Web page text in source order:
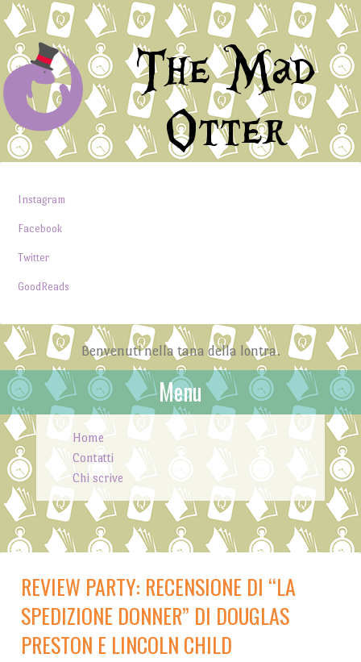
The Mad
Otter
Instagram
Facebook
Twitter
GoodReads
Benvenuti nella tana della lontra.
Menu
Skip to content
Home
Contatti
Chi scrive
REVIEW PARTY: RECENSIONE DI “LA
SPEDIZIONE DONNER” DI DOUGLAS
PRESTON E LINCOLN CHILD